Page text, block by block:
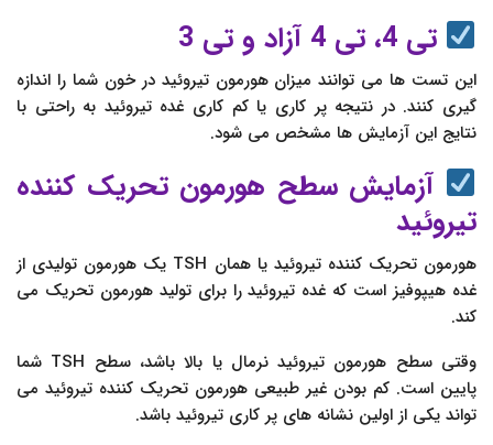
تی 4، تی 4 آزاد و تی 3
این تست ها می توانند میزان هورمون تیروئید در خون شما را اندازه
گیری کنند. در نتیجه پر کاری یا کم کاری غده تیروئید به راحتی با
نتایج این آزمایش ها مشخص می شود.
آزمایش سطح هورمون تحریک کننده
تیروئید
هورمون تحریک کننده تیروئید یا همان TSH یک هورمون تولیدی از
غده هیپوفیز است که غده تیروئید را برای تولید هورمون تحریک می
کند.
وقتی سطح هورمون تیروئید نرمال یا بالا باشد، سطح TSH شما
پایین است. کم بودن غیر طبیعی هورمون تحریک کننده تیروئید می
تواند یکی از اولین نشانه های پر کاری تیروئید باشد.